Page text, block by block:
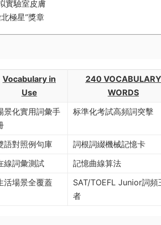
實驗室皮膚
極星”獎章
​Vocabulary in
Use​
240 VOCABULARY
WORDS
景化實用詞彙手
标準化考試高頻詞突擊
語對照例句庫
詞根詞綴機械記憶卡
線詞彙測試
記憶曲線算法
活場景全覆蓋
SAT/TOEFL Junior詞頻
者